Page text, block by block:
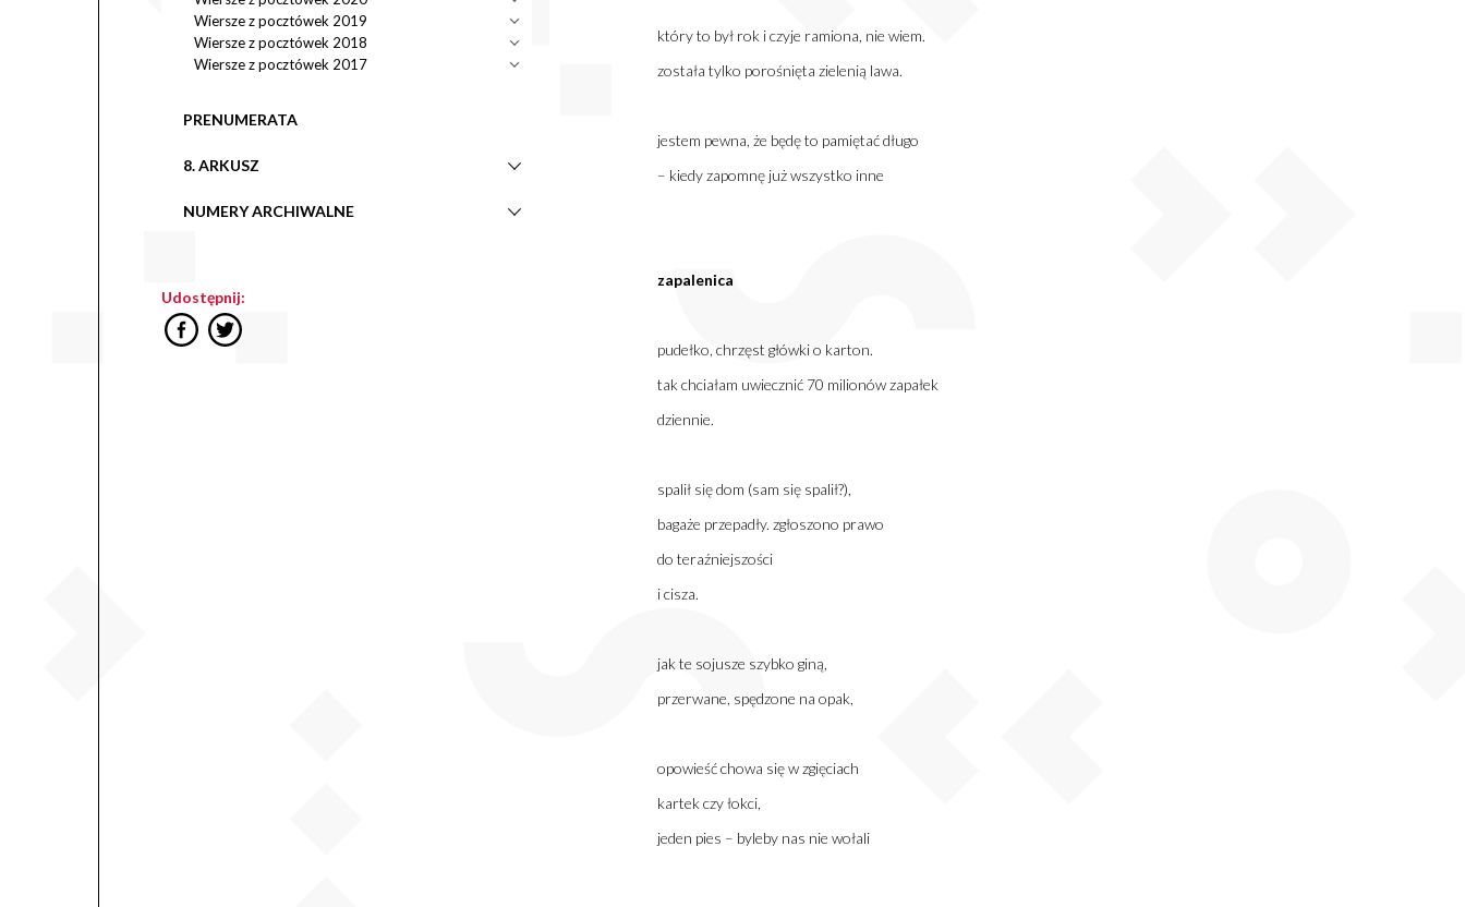
Wiersze z pocztówek 2019
Wiersze z pocztówek 2018
Wiersze z pocztówek 2017
PRENUMERATA
8. ARKUSZ
NUMERY ARCHIWALNE
Udostępnij:
który to był rok i czyje ramiona, nie wiem.
została tylko porośnięta zielenią lawa.
jestem pewna, że będę to pamiętać długo
– kiedy zapomnę już wszystko inne
zapalenica
pudełko, chrzęst główki o karton.
tak chciałam uwiecznić 70 milionów zapałek
dziennie.
spalił się dom (sam się spalił?),
bagaże przepadły. zgłoszono prawo
do teraźniejszości
i cisza.
jak te sojusze szybko giną,
przerwane, spędzone na opak,
opowieść chowa się w zgięciach
kartek czy łokci,
jeden pies – byleby nas nie wołali